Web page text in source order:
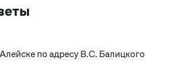
по адресу В.С. Балицкого